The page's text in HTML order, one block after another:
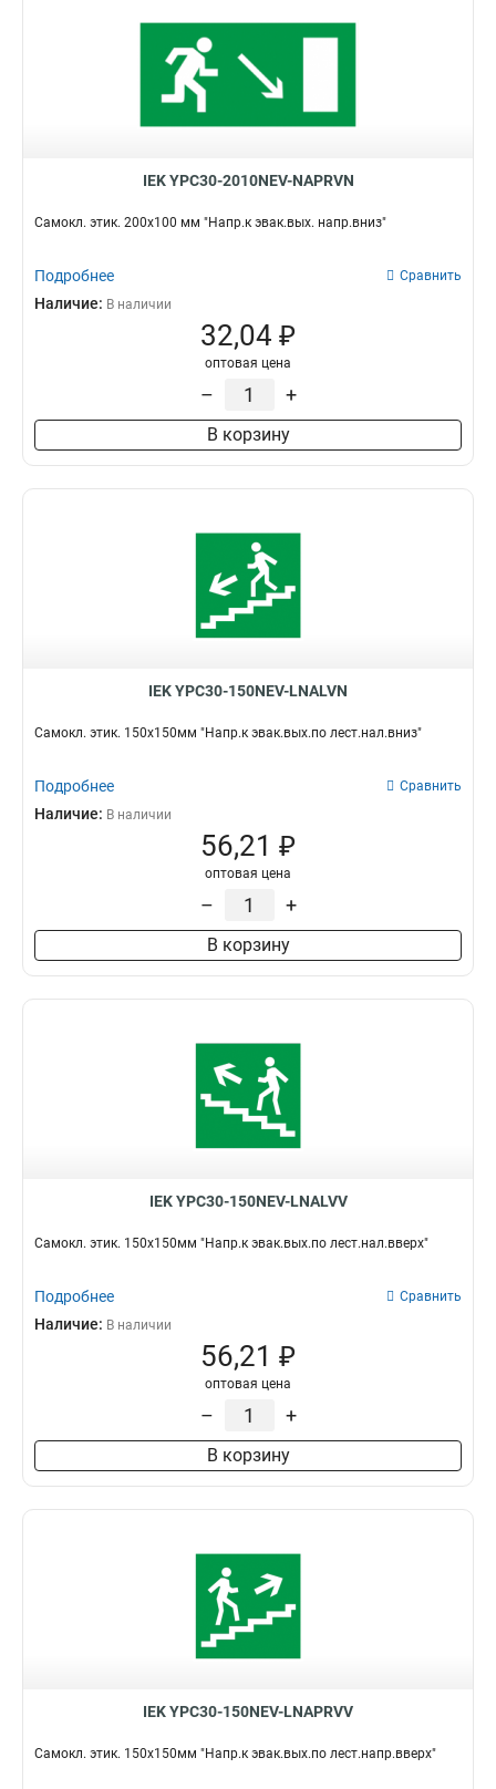
IEK YPC30-2010NEV-NAPRVN
Самокл. этик. 200х100 мм "Напр.к эвак.вых. напр.вниз"
Подробнее Сравнить
Наличие: В наличии
32,04 ₽
оптовая цена
– +
В корзину
IEK YPC30-150NEV-LNALVN
Самокл. этик. 150х150мм "Напр.к эвак.вых.по лест.нал.вниз"
Подробнее Сравнить
Наличие: В наличии
56,21 ₽
оптовая цена
– +
В корзину
IEK YPC30-150NEV-LNALVV
Самокл. этик. 150х150мм "Напр.к эвак.вых.по лест.нал.вверх"
Подробнее Сравнить
Наличие: В наличии
56,21 ₽
оптовая цена
– +
В корзину
IEK YPC30-150NEV-LNAPRVV
Самокл. этик. 150х150мм "Напр.к эвак.вых.по лест.напр.вверх"